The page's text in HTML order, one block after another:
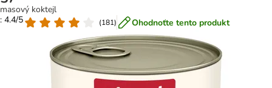
masový koktejl
: 4.4/5
(181) Ohodnoťte tento produkt